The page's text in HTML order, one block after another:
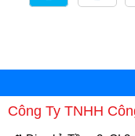
Công Ty TNHH